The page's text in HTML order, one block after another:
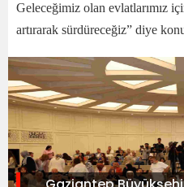
Geleceğimiz olan evlatlarımız
artırarak sürdüreceğiz” diye